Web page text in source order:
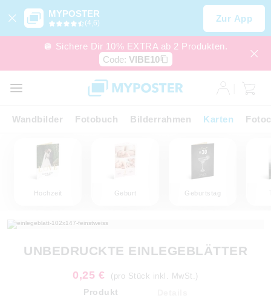
MYPOSTER
(4,6) Zur App
🪩 Sichere Dir 10% EXTRA ab 2 Produkten.
Code: VIBE10
Wandbilder Fotobuch Bilderrahmen Karten
Hochzeit Geburt Geburtstag
UNBEDRUCKTE EINLEGEBLÄTTER
0,25 € (pro Stück inkl. MwSt.)
Produkt